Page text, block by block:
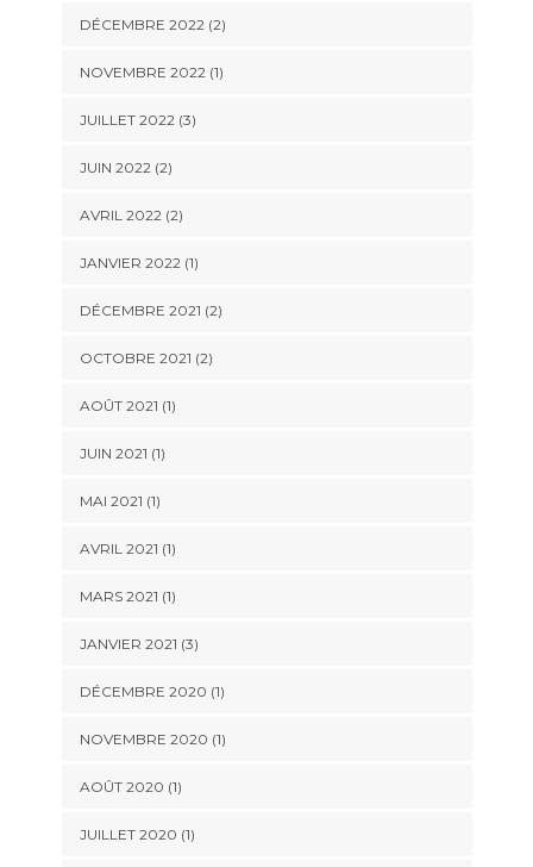
DÉCEMBRE 2022(2)
NOVEMBRE 2022(1)
JUILLET 2022(3)
JUIN 2022(2)
AVRIL 2022(2)
JANVIER 2022(1)
DÉCEMBRE 2021 (2)
OCTOBRE 2021 (2)
AOÛT 2021 (1)
JUIN 2021 (1)
MAI 2021 (1)
AVRIL 2021 (1)
MARS 2021 (1)
JANVIER 2021 (3)
DÉCEMBRE 2020 (1)
NOVEMBRE 2020 (1)
AOÛT 2020 (1)
JUILLET 2020 (1)